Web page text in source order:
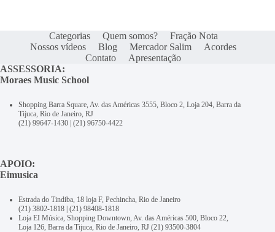
Categorias Quem somos?
Fração Nota
Nossos vídeos
Blog Mercador Salim
Acordes
Contato
Apresentação
ASSESSORIA:
Moraes Music School
Shopping Barra Square, Av. das Américas 3555, Bloco 2, Loja 204, Barra da
Tijuca, Rio de Janeiro, RJ
(21) 99647-1430 | (21) 96750-4422
APOIO:
Eimusica
Estrada do Tindiba, 18 loja F, Pechincha, Rio de Janeiro
(21) 3802-1818 | (21) 98408-1818
Loja EI Música, Shopping Downtown, Av. das Américas 500, Bloco 22,
Loja 126, Barra da Tijuca, Rio de Janeiro, RJ (21) 93500-3804